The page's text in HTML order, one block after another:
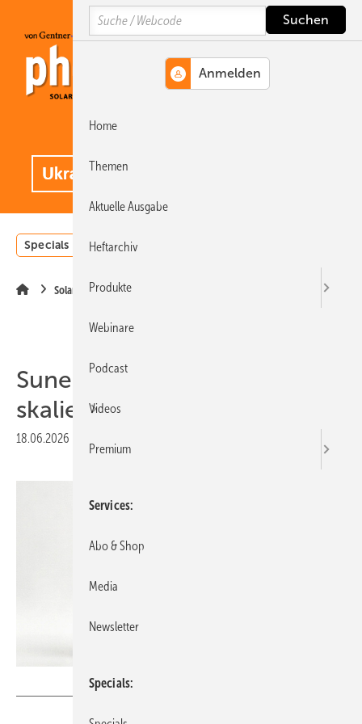
Hauptinhalt
Hauptmenü
SiteSearch
Specials Einstrahlungsatlas
Solarspeicher
Sunenergy XT zeigt
skalierbaren Hybridspeicher
18.06.2026
Search
Home
Themen
Aktuelle Ausgabe
Heftarchiv
Produkte
Webinare
Podcast
Videos
Premium
Services
Abo & Shop
Media
Newsletter
Specials